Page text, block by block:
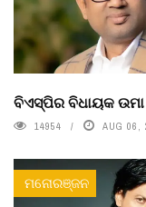
ବିଏସ୍‌ପିର ବିଧାୟକ
14954 AUG 06,
ମନୋରଞ୍ଜନ